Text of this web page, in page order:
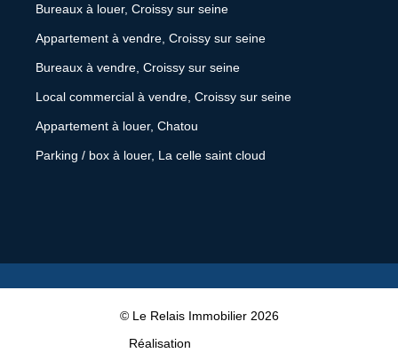
Bureaux à louer, Croissy sur seine
Appartement à vendre, Croissy sur seine
Bureaux à vendre, Croissy sur seine
Local commercial à vendre, Croissy sur seine
Appartement à louer, Chatou
Parking / box à louer, La celle saint cloud
© Le Relais Immobilier 2026
Réalisation